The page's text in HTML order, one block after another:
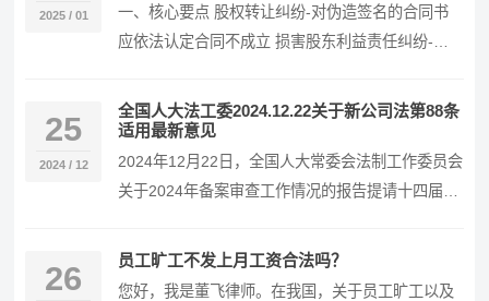
2025 / 01
一、核心要点 股权转让纠纷-对伪造签名的合同书
应依法认定合同不成立 损害股东利益责任纠纷-上
股…
25
2024 / 12
全国人大法工委2024.12.22关于新公司法第88条
适用最新意见
2024年12月22日，全国人大常委会法制工作委员会
关于2024年备案审查工作情况的报告提请十四届全
26 员工旷工不发上月工资合法吗？
您好，我是董飞律师。在我国，关于员工旷工以及